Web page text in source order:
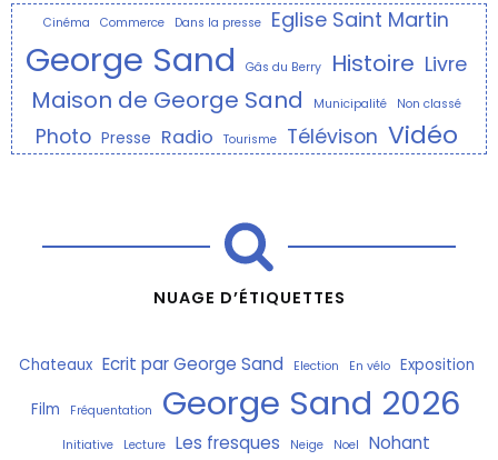
Cinéma Commerce Dans la presse Eglise Saint Martin
George Sand Gâs du Berry Histoire Livre
Maison de George Sand Municipalité Non classé
Photo Presse Radio Tourisme Télévison Vidéo
NUAGE D’ÉTIQUETTES
Chateaux Ecrit par George Sand Election En vélo Exposition
Film Fréquentation George Sand 2026
Initiative Lecture Les fresques Neige Noel
Nohant